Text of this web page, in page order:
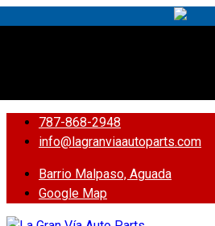
787-868-2948
info@lagranviaautoparts.com
Barrio Malpaso, Aguada
Google Map